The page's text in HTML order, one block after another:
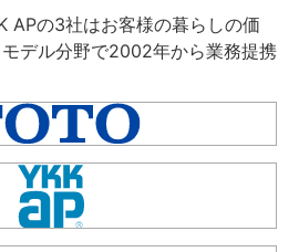
APの3社はお客様の暮らしの価
デル分野で2002年から業務提携